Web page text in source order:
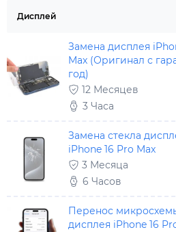
Дисплей
Замена дисплея
Max (Оригинал с
год)
12 Месяцев
3 Часа
Замена стекла
iPhone 16 Pro Max
3 Месяца
6 Часов
Перенос
дисплея iPhone 16